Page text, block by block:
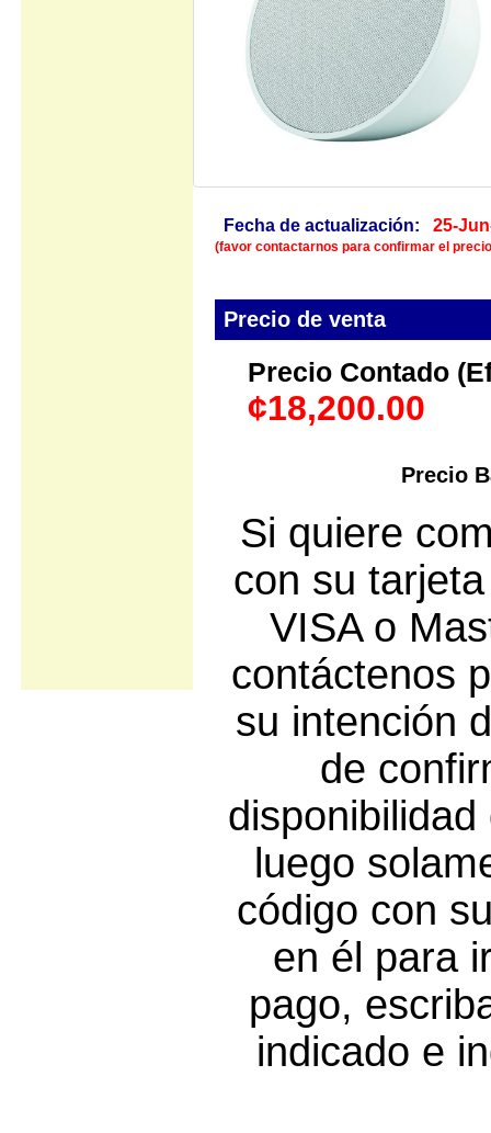
Fecha de actualización: 25-
(favor contactarnos para confirmar el
Precio de venta
Precio Contado
¢18,200.00
Precio
Si quiere
con su
VISA o
contáctenos
su intención
de
luego
código con
en él para
pago,
indicado e